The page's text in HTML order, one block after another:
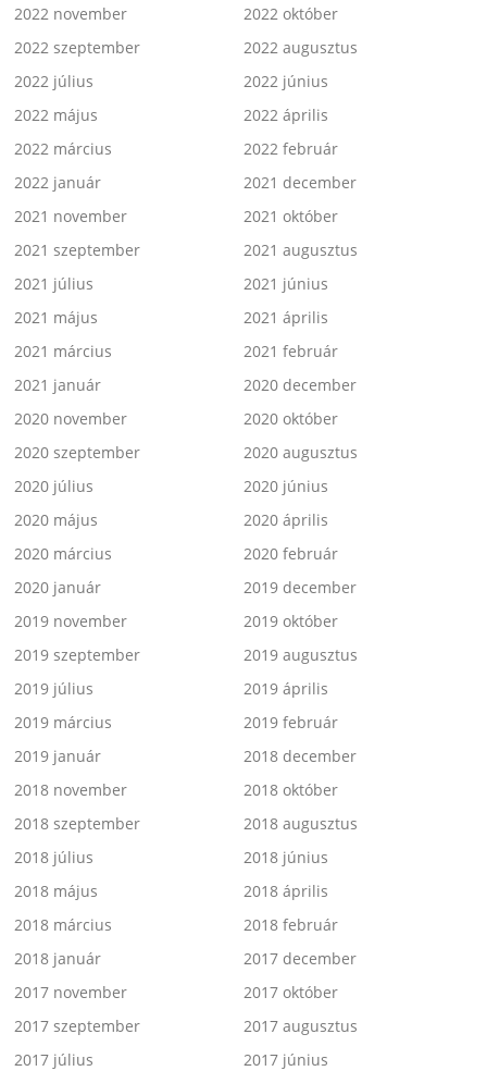
2022 november
2022 október
2022 szeptember
2022 augusztus
2022 július
2022 június
2022 május
2022 április
2022 március
2022 február
2022 január
2021 december
2021 november
2021 október
2021 szeptember
2021 augusztus
2021 július
2021 június
2021 május
2021 április
2021 március
2021 február
2021 január
2020 december
2020 november
2020 október
2020 szeptember
2020 augusztus
2020 július
2020 június
2020 május
2020 április
2020 március
2020 február
2020 január
2019 december
2019 november
2019 október
2019 szeptember
2019 augusztus
2019 július
2019 április
2019 március
2019 február
2019 január
2018 december
2018 november
2018 október
2018 szeptember
2018 augusztus
2018 július
2018 június
2018 május
2018 április
2018 március
2018 február
2018 január
2017 december
2017 november
2017 október
2017 szeptember
2017 augusztus
2017 július
2017 június